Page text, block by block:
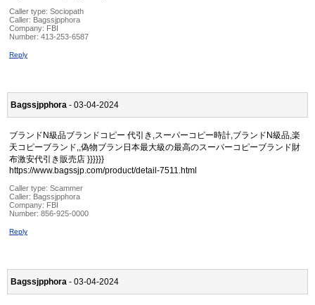
Caller type: Sociopath
Caller: Bagssjpphora
Company: FBI
Number: 413-253-6587
Reply
Bagssjpphora - 03-04-2024
ブランドN級品ブランドコピー 代引き,スーパーコピー時計,ブランドN級品,楽
天コピーブランド,,偽物ブラン日本最大級の最高のスーパーコピーブランド財
布激安代引き販売店 }}}}}}
https://www.bagssjp.com/product/detail-7511.html
Caller type: Scammer
Caller: Bagssjpphora
Company: FBI
Number: 856-925-0000
Reply
Bagssjpphora - 03-04-2024